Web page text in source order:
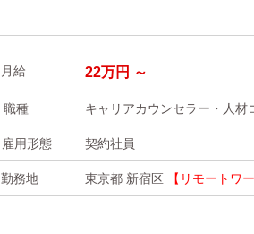
月給 22万円 ～
職種 キャリアカウンセラー・人材
雇用形態 契約社員
勤務地 東京都 新宿区 【リモートワ